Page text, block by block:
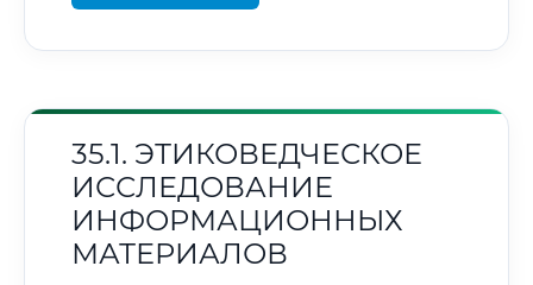
35.1. ЭТИКОВЕДЧЕСКОЕ
ИССЛЕДОВАНИЕ
ИНФОРМАЦИОННЫХ
МАТЕРИАЛОВ